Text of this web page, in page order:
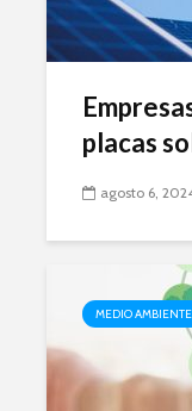
placas
agosto 6,
MEDIO AMBIENTE